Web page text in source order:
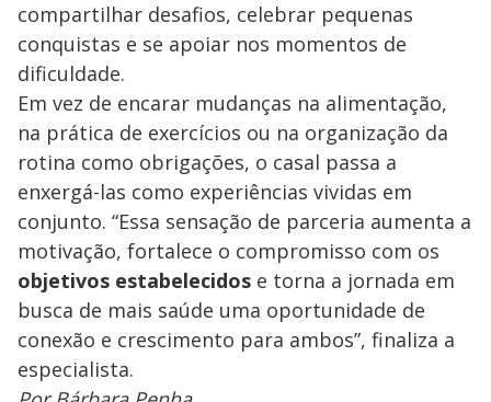
compartilhar desafios, celebrar pequenas
conquistas e se apoiar nos momentos de
dificuldade.
Em vez de encarar mudanças na alimentação,
na prática de exercícios ou na organização da
rotina como obrigações, o casal passa a
enxergá-las como experiências vividas em
conjunto. “Essa sensação de parceria aumenta a
motivação, fortalece o compromisso com os
objetivos estabelecidos e torna a jornada em
busca de mais saúde uma oportunidade de
conexão e crescimento para ambos”, finaliza a
especialista.